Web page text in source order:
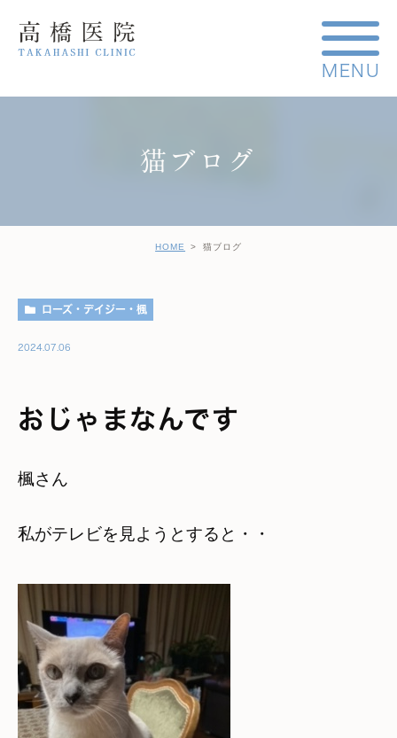
猫ブログ
HOME 猫ブログ
ローズ・デイジー・楓
2024.07.06
おじゃまなんです
楓さん
私がテレビを見ようとすると・・